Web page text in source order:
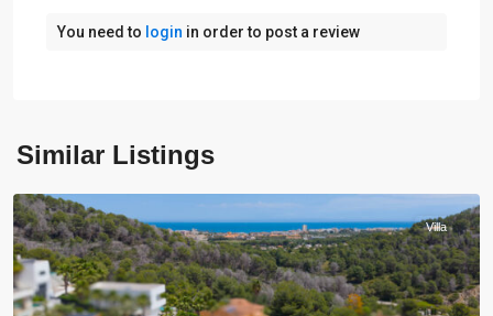
You need to login in order to post a review
Similar Listings
Javea
Villa